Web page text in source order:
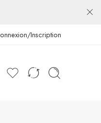
Inscription